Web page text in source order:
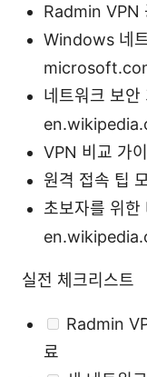
Radmin VPN
Windows 네
네트워크 보안
VPN 비교 가
원격 접속 팁
초보자를 위한
실전 체크리스트
Radmin
료